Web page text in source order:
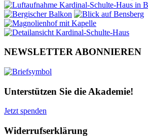
NEWSLETTER ABONNIEREN
Unterstützen Sie die Akademie!
Jetzt spenden
Widerrufserklärung